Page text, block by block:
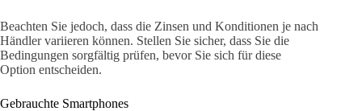
Beachten Sie jedoch, dass die Zinsen und Konditionen je nach
Händler variieren können. Stellen Sie sicher, dass Sie die
Bedingungen sorgfältig prüfen, bevor Sie sich für diese
Option entscheiden.
Gebrauchte Smartphones